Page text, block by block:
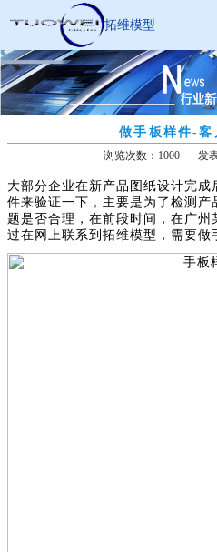
拓维模型
做手板样件-客
浏览次数：1000 发
大部分企业在新产品图纸设计完
件来验证一下，主要是为了检测产
题是否合理，在前段时间，在广州
过在网上联系到拓维模型，需要做